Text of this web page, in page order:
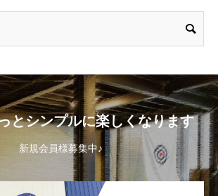
とシンプルに楽しくなります
新規会員様募集中♪